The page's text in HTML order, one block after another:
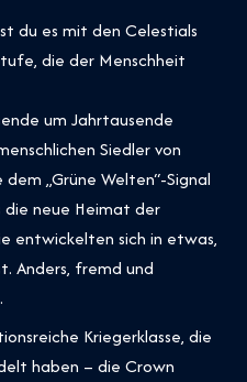
du es mit den Celestials
die der Menschheit
um Jahrtausende
Siedler von
„Grüne Welten“-Signal
neue Heimat der
entwickelten sich in etwas,
Anders, fremd und
Kriegerklasse, die
haben – die Crown